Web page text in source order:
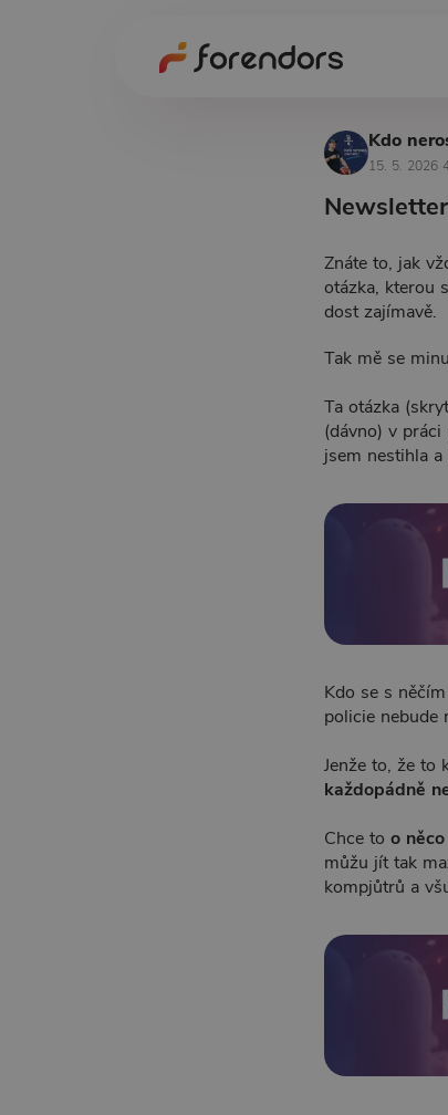
Kdo
15. 5. 2026
Znáte to, jak
otázka, kterou
dost zajímavě.
Tak mě se
Ta otázka
(dávno) v
jsem nestihla
Kdo se s
policie nebude
Jenže to, že to
každopádně
Chce too
můžu jít tak
kompjůtrů a